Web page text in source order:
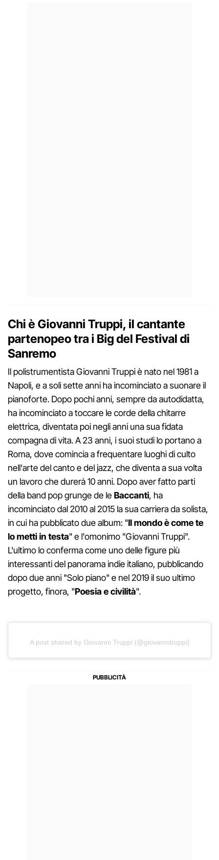
Chi è Giovanni Truppi, il cantante
partenopeo tra i Big del Festival di
Sanremo
Il polistrumentista Giovanni Truppi è nato nel 1981 a
Napoli, e a soli sette anni ha incominciato a suonare il
pianoforte. Dopo pochi anni, sempre da autodidatta,
ha incominciato a toccare le corde della chitarre
elettrica, diventata poi negli anni una sua fidata
compagna di vita. A 23 anni, i suoi studi lo portano a
Roma, dove comincia a frequentare luoghi di culto
nell'arte del canto e del jazz, che diventa a sua volta
un lavoro che durerà 10 anni. Dopo aver fatto parti
della band pop grunge de leBaccanti, ha
incominciato dal 2010 al 2015 la sua carriera da solista,
in cui ha pubblicato due album: "Il mondo è come te
lo metti in testa" e l'omonimo "Giovanni Truppi".
L'ultimo lo conferma come uno delle figure più
interessanti del panorama indie italiano, pubblicando
dopo due anni "Solo piano" e nel 2019 il suo ultimo
progetto, finora, "Poesia e civilità".
A post shared by Giovanni Truppi (@giovannitruppi)